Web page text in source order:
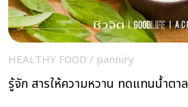
HEALTHY FOOD / panniry
รู้จัก สารให้ความหวาน ทดแทนน้ำตาล